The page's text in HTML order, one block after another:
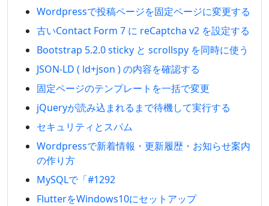
Wordpressで投稿ページを固定ページに変更する
古いContact Form 7 に reCaptcha v2 を設定する
Bootstrap 5.2.0 sticky と scrollspy を同時に使う
JSON-LD ( ld+json ) の内容を確認する
固定ページのテンプレートを一括で変更
jQueryが読み込まれるまで待機して実行する
セキュリティとスパム
Wordpressで新着情報・更新履歴・お知らせ案内
の作り方
MySQLで「#1292
FlutterをWindows10にセットアップ